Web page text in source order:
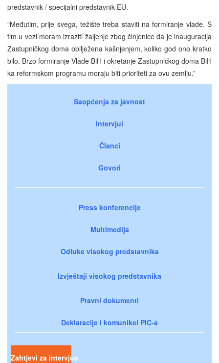
predstavnik / specijalni predstavnik EU.
“Međutim, prije svega, težište treba staviti na formiranje vlade. S
tim u vezi moram izraziti žaljenje zbog činjenice da je inauguracija
Zastupničkog doma obilježena kašnjenjem, koliko god ono kratko
bilo. Brzo formiranje Vlade BiH i okretanje Zastupničkog doma BiH
ka reformskom programu moraju biti prioriteti za ovu zemlju.”
Saopćenja za javnost
Intervjui
Članci
Govori
Press konferencije
Multimedija
Odluke visokog predstavnika
Izvještaji visokog predstavnika
Pravni dokumenti
Deklaracije i komunikei PIC-a
Zahtjevi za intervjue